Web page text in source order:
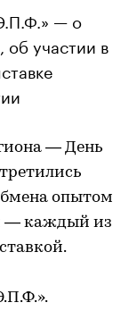
— о
об участии в
— День
опытом
— каждый из